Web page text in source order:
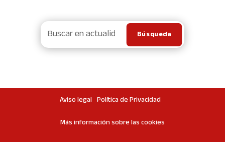
Aviso legal Política de Privacidad
Más información sobre las cookies